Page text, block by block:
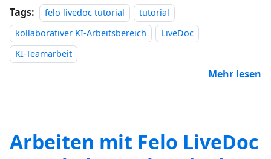
Tags: felo livedoc tutorial
tutorial
kollaborativer KI-Arbeitsbereich
LiveDoc
KI-Teamarbeit
Mehr lesen
Arbeiten mit Felo LiveDoc